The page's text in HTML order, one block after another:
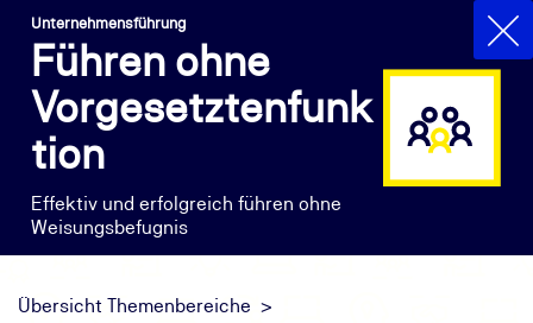
Unternehmensführung
Führen ohne
Vorgesetztenfunk
tion
Effektiv und erfolgreich führen ohne
Weisungsbefugnis
Übersicht Themenbereiche